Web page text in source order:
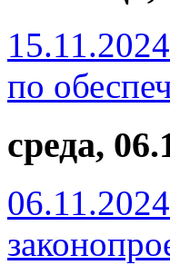
по
среда,